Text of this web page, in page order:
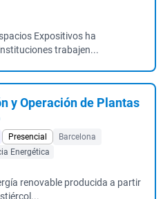
Expositivos ha
trabajen...
y Operación de Plantas
Presencial
Barcelona
Energética
renovable producida a partir